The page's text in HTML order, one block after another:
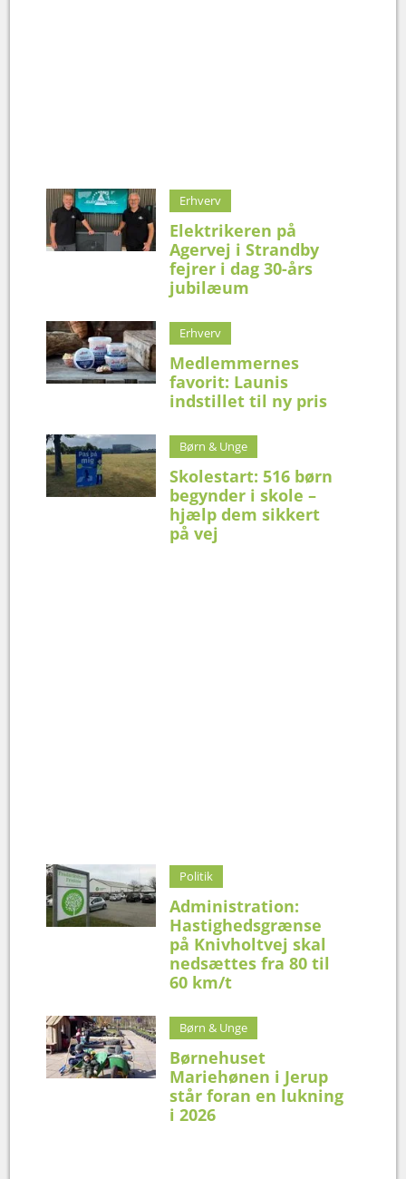
Erhverv
Elektrikeren på
Agervej i Strandby
fejrer i dag 30-års
jubilæum
Erhverv
Medlemmernes
favorit: Launis
indstillet til ny pris
Børn & Unge
Skolestart: 516 børn
begynder i skole –
hjælp dem sikkert
på vej
Politik
Administration:
Hastighedsgrænse
på Knivholtvej skal
nedsættes fra 80 til
60 km/t
Børn & Unge
Børnehuset
Mariehønen i Jerup
står foran en lukning
i 2026